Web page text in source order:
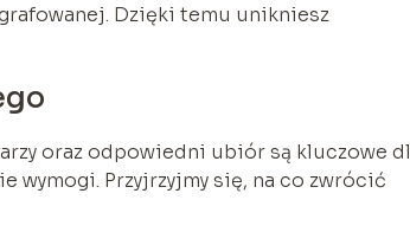
Dzięki temu unikniesz
oraz odpowiedni ubiór są kluczowe
wymogi. Przyjrzyjmy się, na co zwrócić